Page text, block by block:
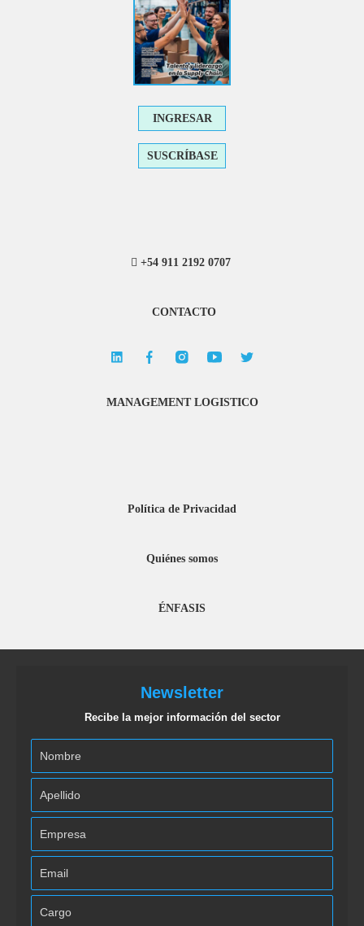
INGRESAR
SUSCRÍBASE
+54 911 2192 0707
CONTACTO
MANAGEMENT LOGISTICO
Política de Privacidad
Quiénes somos
ÉNFASIS
Newsletter
Recibe la mejor información del sector